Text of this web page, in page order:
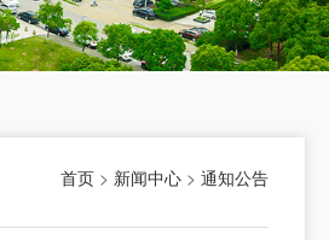
首页 > 新闻中心 > 通知公告